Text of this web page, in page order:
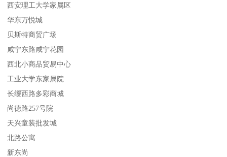
西安理工大学家属区
华东万悦城
贝斯特商贸广场
咸宁东路咸宁花园
西北小商品贸易中心
工业大学东家属院
长缨西路多彩商城
尚德路257号院
天兴童装批发城
北路公寓
新东尚